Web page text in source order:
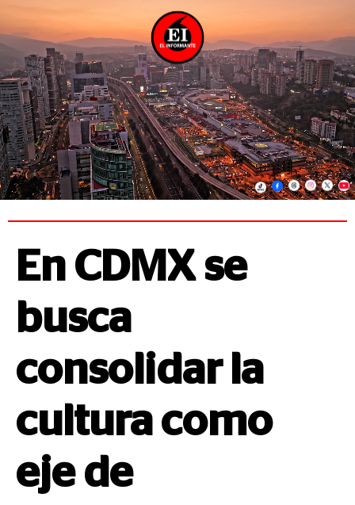
En CDMX se
busca
consolidar la
cultura como
eje de